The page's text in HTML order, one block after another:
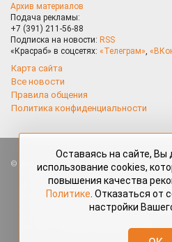
Архив материалов
Подача рекламы:
+7 (391) 211-56-88
Подписка на новости: RSS
«Красраб» в соцсетях: «Телеграм»,
Карта сайта
Все новости
Правила общения
Политика конфиденциальности
Все права защищены. Любые
«Красраб.ру» сотрудниками
и читателями, являются объектами
частичное использование
«Красраб.ру», допускается только с
redaktor@krasrab.krsn.ru.
Оставаясь на сайте, Вы
использование cookies,
повышения качества
Политике . Отказаться от
настройки